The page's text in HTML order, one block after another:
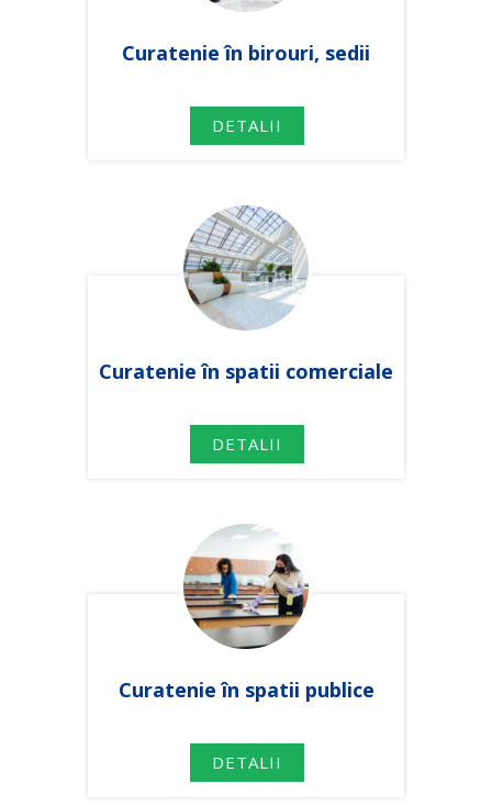
Curatenie în birouri, sedii
DETALII
Curatenie în spatii comerciale
DETALII
Curatenie în spatii publice
DETALII